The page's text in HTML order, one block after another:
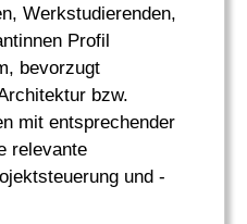
Werkstudierenden,
Profil
bevorzugt
bzw.
mit entsprechender
relevante
und -